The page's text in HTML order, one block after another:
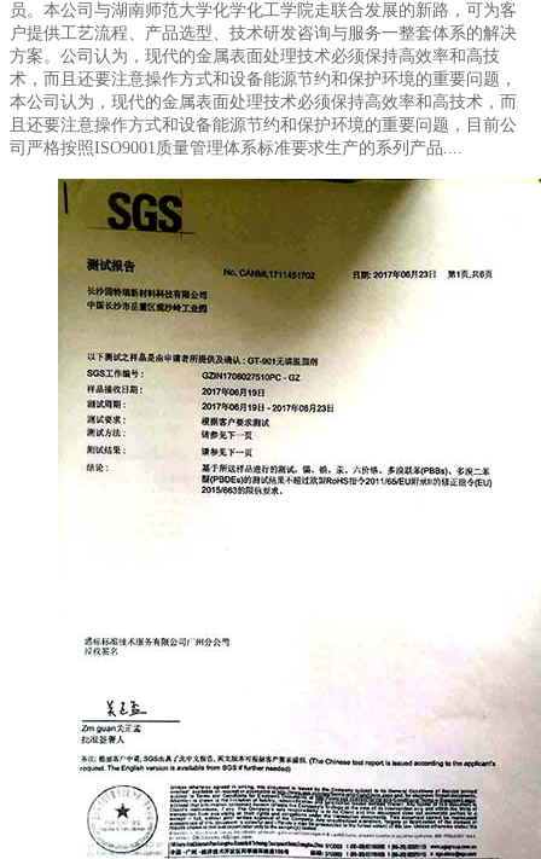
员。本公司与湖南师范大学化学化工学院走联合发展的新路，可为客
户提供工艺流程、产品选型、技术研发咨询与服务一整套体系的解决
方案。公司认为，现代的金属表面处理技术必须保持高效率和高技
术，而且还要注意操作方式和设备能源节约和保护环境的重要问题，
本公司认为，现代的金属表面处理技术必须保持高效率和高技术，而
且还要注意操作方式和设备能源节约和保护环境的重要问题，目前公
司严格按照ISO9001质量管理体系标准要求生产的系列产品....